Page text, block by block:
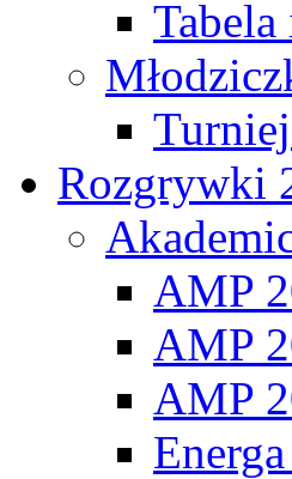
Rozgrywki
AMP
AMP
AMP